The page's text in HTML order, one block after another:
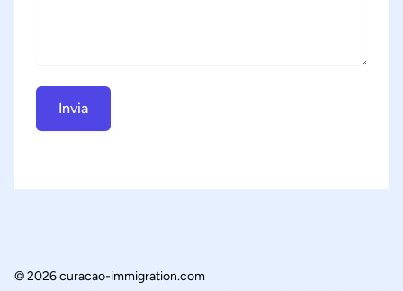
Invia
© 2026 curacao-immigration.com